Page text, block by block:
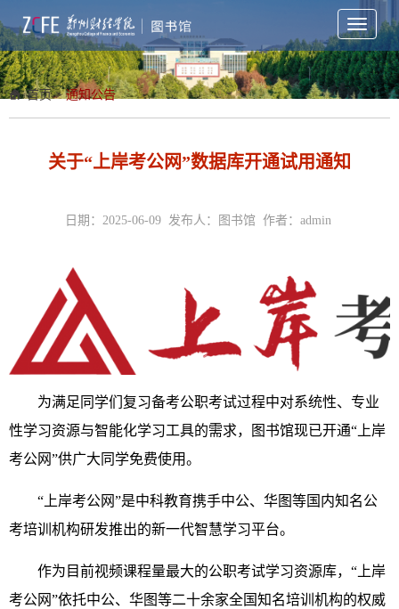
Toggle
首页>通知公告
关于“上岸考公网”数据库开通试用通知
日期：2025-06-09 发布人：图书馆 作者：admin
为满足同学们复习备考公职考试过程中对系统性、专业
性学习资源与智能化学习工具的需求，
图书馆现已开通“ 上岸
考公网”供广大同学免费使用。
“上岸考公网”是中科教育携手中公、华图等国内知名公
考培训机构研发推出的新一代智慧学习平台。
作为目前视频课程量最大的公职考试学习资源库，“上岸
考公网”依托中公、华图等二十余家全国知名培训机构的权威